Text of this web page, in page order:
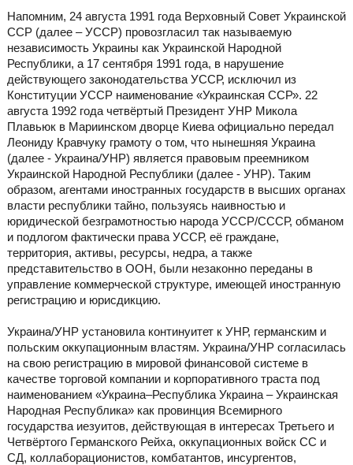
Напомним, 24 августа 1991 года Верховный Совет Украинской
ССР (далее – УССР) провозгласил так называемую
независимость Украины как Украинской Народной
Республики, а 17 сентября 1991 года, в нарушение
действующего законодательства УССР, исключил из
Конституции УССР наименование «Украинская ССР». 22
августа 1992 года четвёртый Президент УНР Микола
Плавьюк в Мариинском дворце Киева официально передал
Леониду Кравчуку грамоту о том, что нынешняя Украина
(далее - Украина/УНР) является правовым преемником
Украинской Народной Республики (далее - УНР). Таким
образом, агентами иностранных государств в высших органах
власти республики тайно, пользуясь наивностью и
юридической безграмотностью народа УССР/СССР, обманом
и подлогом фактически права УССР, её граждане,
территория, активы, ресурсы, недра, а также
представительство в ООН, были незаконно переданы в
управление коммерческой структуре, имеющей иностранную
регистрацию и юрисдикцию.
Украина/УНР установила континуитет к УНР, германским и
польским оккупационным властям. Украина/УНР согласилась
на свою регистрацию в мировой финансовой системе в
качестве торговой компании и корпоративного траста под
наименованием «Украина–Республика Украина – Украинская
Народная Республика» как провинция Всемирного
государства иезуитов, действующая в интересах Третьего и
Четвёртого Германского Рейха, оккупационных войск СС и
СД, коллаборационистов, комбатантов, инсургентов,